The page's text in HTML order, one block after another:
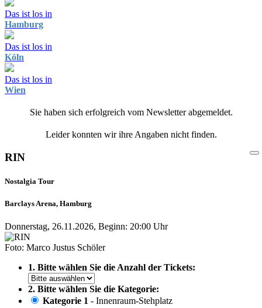
Das ist los in
Hamburg
Das ist los in
Köln
Das ist los in
Wien
Sie haben sich erfolgreich vom Newsletter abgemeldet.
Leider konnten wir ihre Angaben nicht finden.
RIN
Nostalgia Tour
Barclays Arena, Hamburg
Donnerstag, 26.11.2026, Beginn: 20:00 Uhr
Foto: Marco Justus Schöler
1. Bitte wählen Sie die Anzahl der Tickets:
2. Bitte wählen Sie die Kategorie:
Kategorie 1 - Innenraum-Stehplatz